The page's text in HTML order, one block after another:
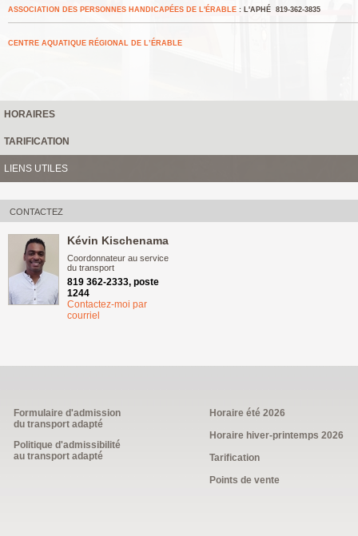
ASSOCIATION DES PERSONNES HANDICAPÉES DE L'ÉRABLE : L'APHÉ 819-362-3835
CENTRE AQUATIQUE RÉGIONAL DE L’ÉRABLE
HORAIRES
TARIFICATION
LIENS UTILES
CONTACTEZ
Kévin Kischenama
Coordonnateur au service
du transport
819 362-2333, poste
1244
Contactez-moi par
courriel
Formulaire d'admission
du transport adapté
Politique d'admissibilité
au transport adapté
Horaire été 2026
Horaire hiver-printemps 2026
Tarification
Points de vente